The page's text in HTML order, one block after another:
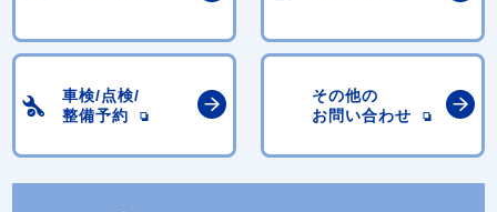
車検/点検/
整備予約
その他の
お問い合わせ